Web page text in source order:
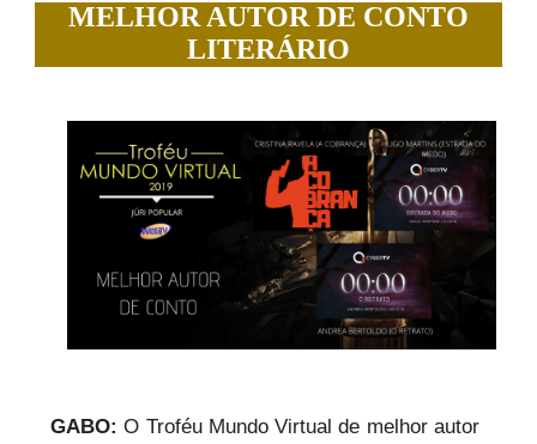
MELHOR AUTOR DE CONTO
LITERÁRIO
GABO:O Troféu Mundo Virtual de melhor autor